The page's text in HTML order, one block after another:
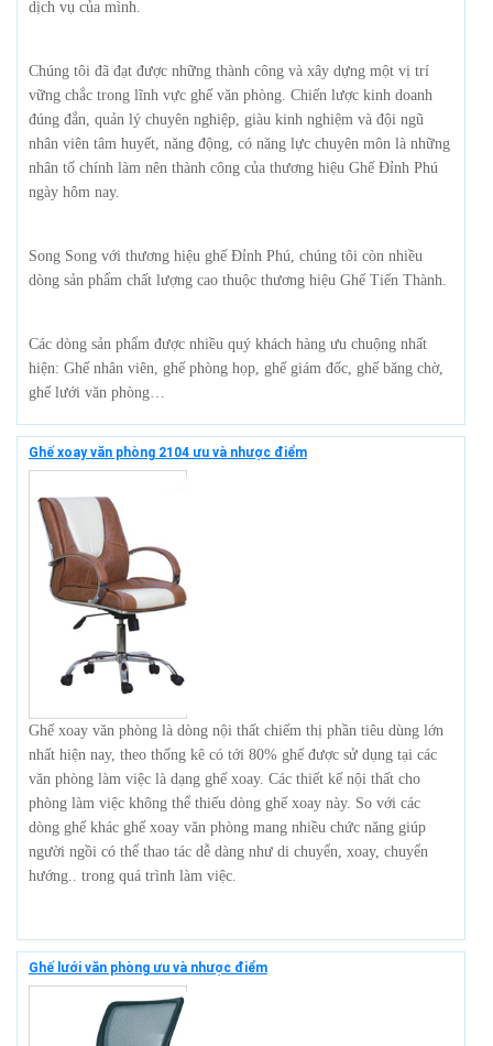
dịch vụ của mình.
Chúng tôi đã đạt được những thành công và xây dựng một vị trí
vững chắc trong lĩnh vực ghế văn phòng. Chiến lược kinh doanh
đúng đắn, quản lý chuyên nghiệp, giàu kinh nghiệm và đội ngũ
nhân viên tâm huyết, năng động, có năng lực chuyên môn là những
nhân tố chính làm nên thành công của thương hiệu Ghế Đỉnh Phú
ngày hôm nay.
Song Song với thương hiệu ghế Đỉnh Phú, chúng tôi còn nhiều
dòng sản phẩm chất lượng cao thuộc thương hiệu Ghế Tiến Thành.
Các dòng sản phẩm được nhiều quý khách hàng ưu chuộng nhất
hiện: Ghế nhân viên, ghế phòng họp, ghế giám đốc, ghế băng chờ,
ghế lưới văn phòng…
Ghế xoay văn phòng 2104 ưu và nhược điểm
Ghế xoay văn phòng là dòng nội thất chiếm thị phần tiêu dùng lớn
nhất hiện nay, theo thống kê có tới 80% ghế được sử dụng tại các
văn phòng làm việc là dạng ghế xoay. Các thiết kế nội thất cho
phòng làm việc không thể thiếu dòng ghế xoay này. So với các
dòng ghế khác ghế xoay văn phòng mang nhiều chức năng giúp
người ngồi có thể thao tác dễ dàng như di chuyển, xoay, chuyển
hướng.. trong quá trình làm việc.
Ghế lưới văn phòng ưu và nhược điểm